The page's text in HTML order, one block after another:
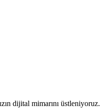
dijital mimarını üstleniyoruz.